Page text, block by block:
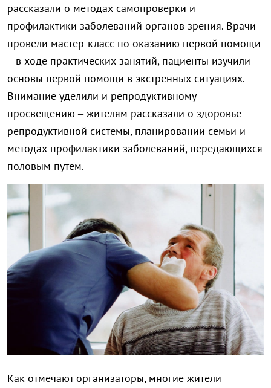
рассказали о методах самопроверки и
профилактики заболеваний органов зрения. Врачи
провели мастер-класс по оказанию первой помощи
– в ходе практических занятий, пациенты изучили
основы первой помощи в экстренных ситуациях.
Внимание уделили и репродуктивному
просвещению – жителям рассказали о здоровье
репродуктивной системы, планировании семьи и
методах профилактики заболеваний, передающихся
половым путем.
Как отмечают организаторы, многие жители